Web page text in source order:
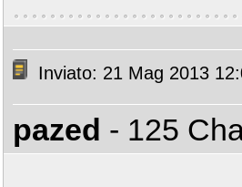
Inviato: 21 Mag 2013
pazed - 125